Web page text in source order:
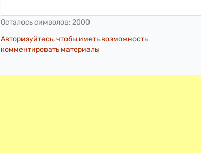
Осталось символов: 2000
Авторизуйтесь, чтобы иметь возможность
комментировать материалы